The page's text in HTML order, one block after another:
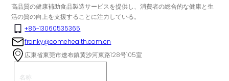
高品質の健康補助食品製造サービスを提供し、消費者の総合的な健康と生
活の質の向上を支援することに注力している。
+86-13060535365
franky@comehealth.com.cn
広東省東莞市遼布鎮黄沙河東路128号105室